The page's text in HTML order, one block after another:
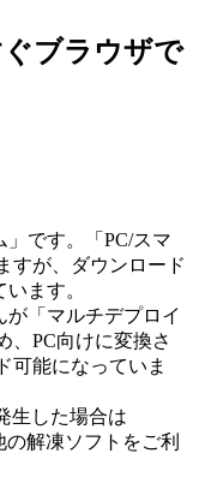
ブラウザで
です。「PC/スマ
すが、ダウンロード
ます。
「マルチデプロイ
、PC向けに変換さ
可能になっていま
生した場合は
の解凍ソフトをご利